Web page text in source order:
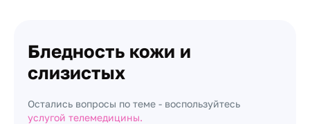
Бледность кожи и
слизистых
Остались вопросы по теме - воспользуйтесь
услугой телемедицины.